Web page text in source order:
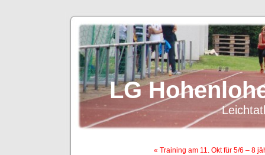
LG
« Training am 11. Okt für 5/6 – 8